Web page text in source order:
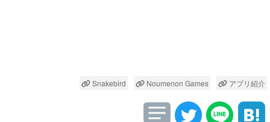
Snakebird Noumenon Games アプリ紹介